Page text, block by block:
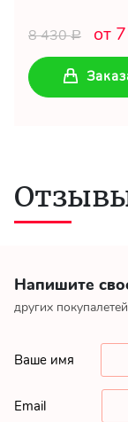
8 430Р от
Напишите
других
Ваше имя
Email